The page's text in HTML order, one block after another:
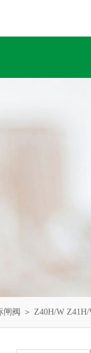
闸阀 ＞ Z40H/W